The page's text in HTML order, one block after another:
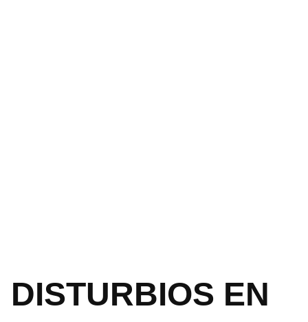
DISTURBIOS EN